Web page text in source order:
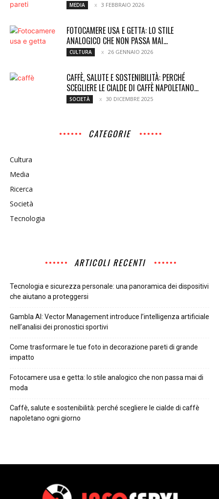
MEDIA 3 FEBBRAIO 2026
FOTOCAMERE USA E GETTA: LO STILE
ANALOGICO CHE NON PASSA MAI...
CULTURA 26 GENNAIO 2026
CAFFÈ, SALUTE E SOSTENIBILITÀ: PERCHÉ
SCEGLIERE LE CIALDE DI CAFFÈ NAPOLETANO...
SOCIETÀ 30 DICEMBRE 2025
CATEGORIE
Cultura
Media
Ricerca
Società
Tecnologia
ARTICOLI RECENTI
Tecnologia e sicurezza personale: una panoramica dei dispositivi
che aiutano a proteggersi
Gambla AI: Vector Management introduce l’intelligenza artificiale
nell’analisi dei pronostici sportivi
Come trasformare le tue foto in decorazione pareti di grande
impatto
Fotocamere usa e getta: lo stile analogico che non passa mai di
moda
Caffè, salute e sostenibilità: perché scegliere le cialde di caffè
napoletano ogni giorno